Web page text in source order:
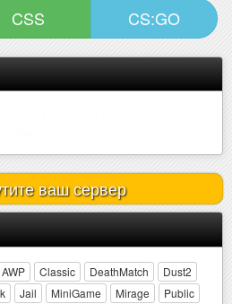
CSS CS:GO
ваш сервер
AWP Classic DeathMatch
Dust2
Jail MiniGame Mirage
Public